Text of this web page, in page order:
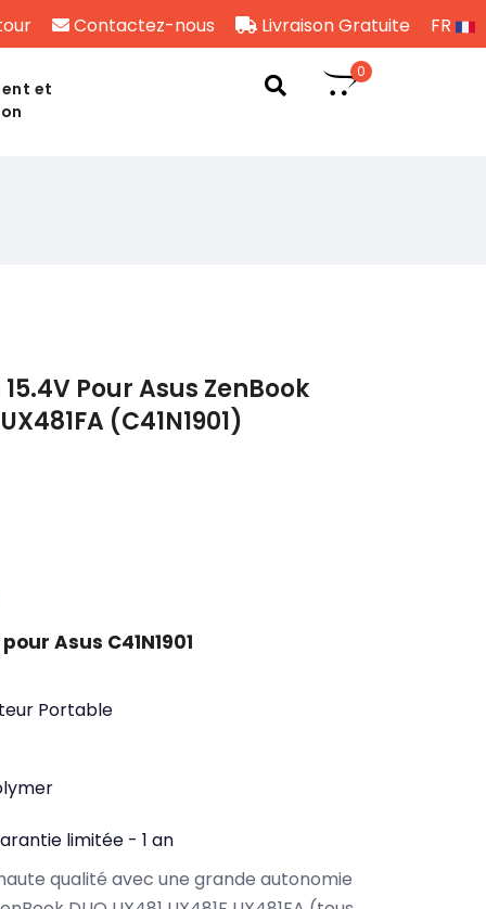
Contactez-nous Livraison Gratuite FR
et
0
Pour Asus ZenBook
(C41N1901)
Asus C41N1901
Portable
limitée - 1 an
qualité avec une grande autonomie